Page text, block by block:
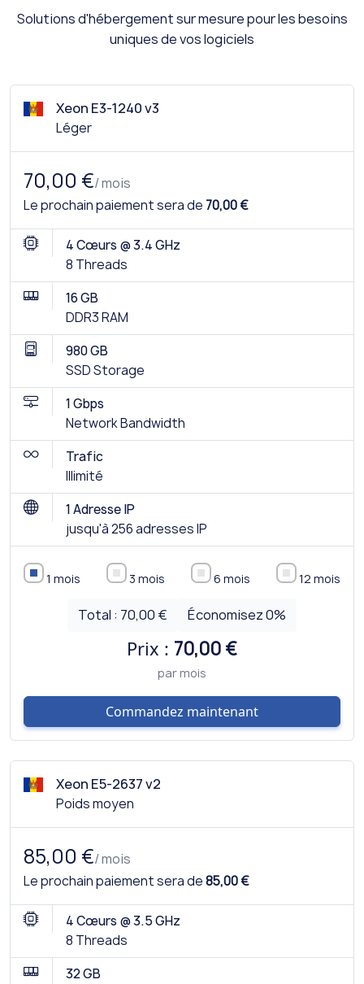
Solutions d'hébergement sur mesure pour les besoins
uniques de vos logiciels
Xeon E3-1240 v3
Léger
70,00 €/ mois
Le prochain paiement sera de 70,00 €
4 Cœurs @ 3.4 GHz
8 Threads
16 GB
DDR3 RAM
980 GB
SSD Storage
1 Gbps
Network Bandwidth
Trafic
Illimité
1 Adresse IP
jusqu'à 256 adresses IP
1 mois 3 mois 6 mois 12 mois
Total : 70,00 € Économisez0%
Prix : 70,00 €
par mois
Commandez maintenant
Xeon E5-2637 v2
Poids moyen
85,00 €/ mois
Le prochain paiement sera de85,00 €
4 Cœurs @ 3.5 GHz
8 Threads
32 GB